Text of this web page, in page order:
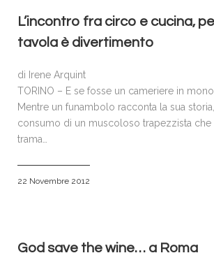
L’incontro fra circo e cucina,
tavola è divertimento
di Irene Arquint
TORINO – E se fosse un cameriere in
Mentre un funambolo racconta la sua
consumo di un muscoloso trapezzista che
trama…
22 Novembre 2012
God save the wine… a Roma